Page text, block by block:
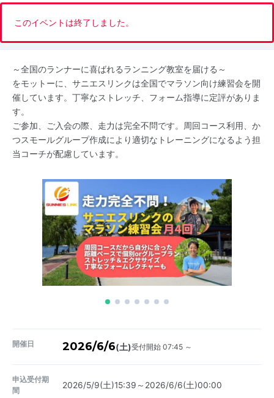
このイベントは終了しました。
～全国のランナーに喜ばれるランニング教室を届ける～
をモットーに、サニエスリンクは全国でマラソン向け練習会を開
催しています。丁寧なストレッチ、フォーム指導に定評がありま
す。
ご参加、ご入会の際、走力は完全不問です。周回コース利用、か
つスモールグループ作成により適切なトレーニングになるよう担
当コーチが配慮しています。
開催日 2026/6/6(土)受付開始 07:45 ～
申込受付期
間
2026/5/9(土)15:39～2026/6/6(土)00:00